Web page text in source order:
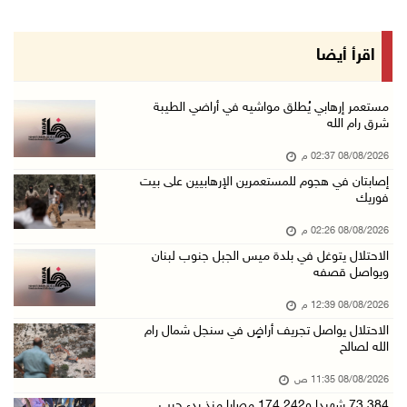
منتخبنا الوطني للتايكواندو يستهل مشاركته في ب ...
"فانا": الثقافة البحرينية تـصون الهوية الوطني ...
08/آب/2026 11:04 ص
73,384 شهيدا و174,242 مصابا منذ بدء حرب الإبا ...
08/آب/2026 10:50 ص
قوات الاحتلال تجري تحقيقات ميدانية مع عشرات ا ...
08/آب/2026 10:18 ص
تقرير: خطاب الكراهية والتحريض يتصاعد في أوساط ...
اقرأ أيضا
مستعمر إرهابي يُطلق مواشيه في أراضي الطيبة
شرق رام الله
08/08/2026 02:37 م
إصابتان في هجوم للمستعمرين الإرهابيين على بيت
فوريك
08/08/2026 02:26 م
الاحتلال يتوغل في بلدة ميس الجبل جنوب لبنان
ويواصل قصفه
08/08/2026 12:39 م
الاحتلال يواصل تجريف أراضٍ في سنجل شمال رام
الله لصالح
08/08/2026 11:35 ص